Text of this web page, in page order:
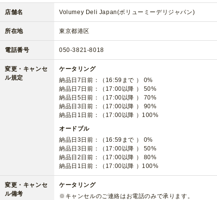
店舗名 Volumey Deli Japan(ボリューミーデリジャパン)
所在地 東京都港区
電話番号 050-3821-8018
変更・キャンセ
ル規定
ケータリング
納品日7日前：（16:59まで ） 0%
納品日7日前：（17:00以降 ） 50%
納品日5日前：（17:00以降 ） 70%
納品日3日前：（17:00以降 ） 90%
納品日1日前：（17:00以降 ）100%
オードブル
納品日3日前：（16:59まで ） 0%
納品日3日前：（17:00以降 ） 50%
納品日2日前：（17:00以降 ） 80%
納品日1日前：（17:00以降 ）100%
変更・キャンセ
ル備考
ケータリング
※キャンセルのご連絡はお電話のみで承ります。